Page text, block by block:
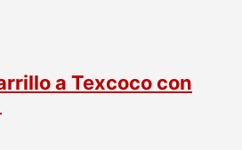
a Texcoco con